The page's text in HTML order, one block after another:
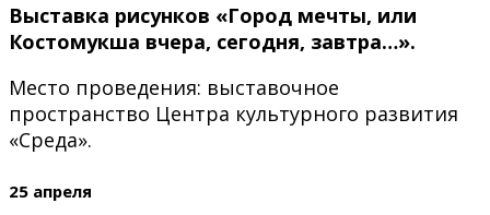
Выставка рисунков «Город мечты, или
Костомукша вчера, сегодня, завтра…».
Место проведения: выставочное
пространство Центра культурного развития
«Среда».
25 апреля